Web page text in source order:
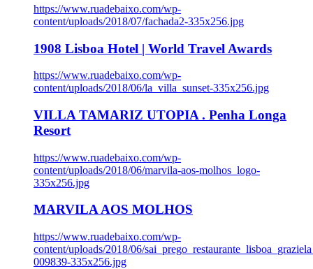
https://www.ruadebaixo.com/wp-
content/uploads/2018/07/fachada2-335x256.jpg
1908 Lisboa Hotel | World Travel Awards
https://www.ruadebaixo.com/wp-
content/uploads/2018/06/la_villa_sunset-335x256.jpg
VILLA TAMARIZ UTOPIA . Penha Longa
Resort
https://www.ruadebaixo.com/wp-
content/uploads/2018/06/marvila-aos-molhos_logo-
335x256.jpg
MARVILA AOS MOLHOS
https://www.ruadebaixo.com/wp-
content/uploads/2018/06/
009839-335x256.jpg